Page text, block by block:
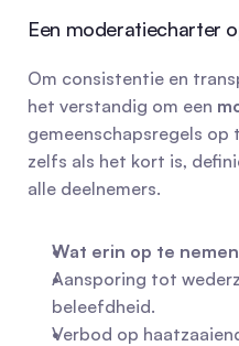
Een moderatiecharter
Om consistentie en
het verstandig om een
gemeenschapsregels
zelfs als het kort is,
alle deelnemers.
Wat erin op te
Aansporing tot
beleefdheid.
Verbod op